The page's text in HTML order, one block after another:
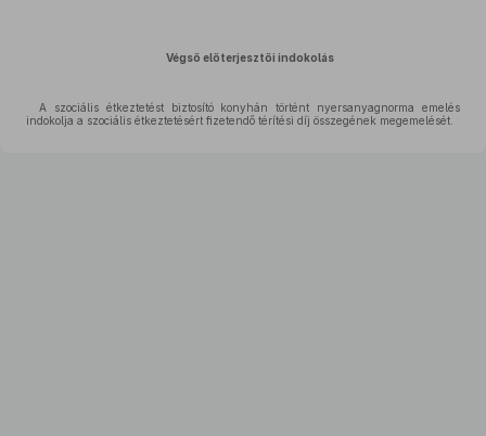
Végső előterjesztői indokolás
A szociális étkeztetést biztosító konyhán történt nyersanyagnorma emelés
indokolja a szociális étkeztetésért fizetendő térítési díj összegének megemelését.